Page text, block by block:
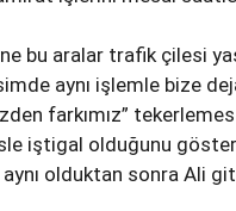
bu aralar trafik çilesi
aynı işlemle bize
farkımız”
iştigal olduğunu
aynı olduktan sonra Ali